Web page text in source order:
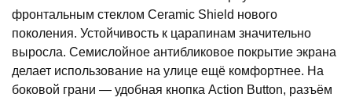
фронтальным стеклом Ceramic Shield нового
поколения. Устойчивость к царапинам значительно
выросла. Семислойное антибликовое покрытие экрана
делает использование на улице ещё комфортнее. На
боковой грани — удобная кнопка Action Button, разъём